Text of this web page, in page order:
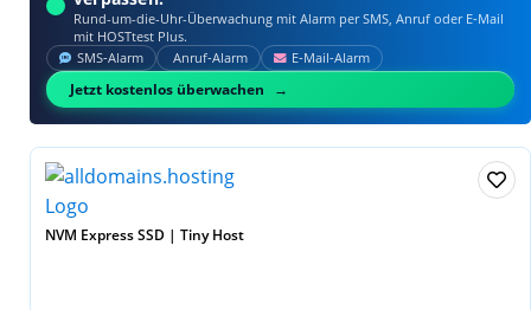
Rund-um-die-Uhr-Überwachung mit Alarm per SMS, Anruf oder E‑Mail
mit HOSTtest Plus.
SMS‑Alarm Anruf‑Alarm E‑Mail‑Alarm
Jetzt kostenlos überwachen
NVM Express SSD | Tiny Host